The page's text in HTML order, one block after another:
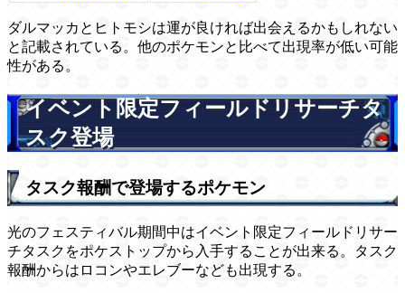
ダルマッカとヒトモシは運が良ければ出会えるかもしれない
と記載されている。他のポケモンと比べて出現率が低い可能
性がある。
イベント限定フィールドリサーチタ
スク登場
タスク報酬で登場するポケモン
光のフェスティバル期間中はイベント限定フィールドリサー
チタスクをポケストップから入手することが出来る。タスク
報酬からはロコンやエレブーなども出現する。